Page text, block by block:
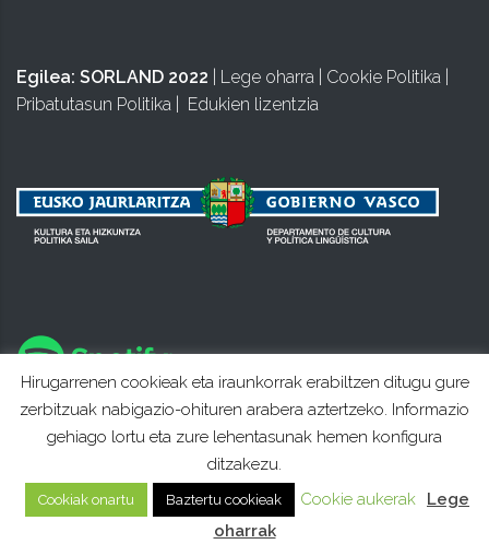
Egilea: SORLAND 2022 Lege oharra Cookie Politika
Pribatutasun Politika
Edukien lizentzia
Hirugarrenen cookieak eta iraunkorrak erabiltzen ditugu gure
zerbitzuak nabigazio-ohituren arabera aztertzeko. Informazio
gehiago lortu eta zure lehentasunak hemen konfigura
ditzakezu.
Cookiak onartu Baztertu cookieak Cookie aukerak
Lege
oharrak